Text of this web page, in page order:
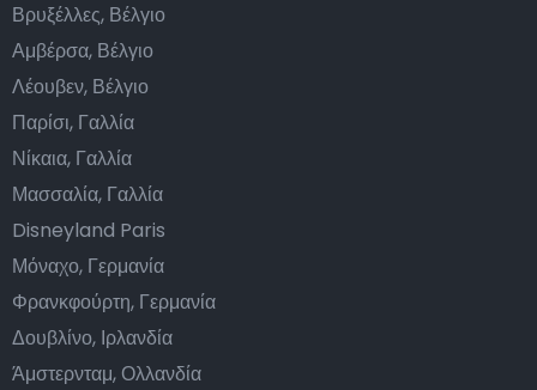
Βρυξέλλες, Βέλγιο
Αμβέρσα, Βέλγιο
Λέουβεν, Βέλγιο
Παρίσι, Γαλλία
Νίκαια, Γαλλία
Μασσαλία, Γαλλία
Disneyland Paris
Μόναχο, Γερμανία
Φρανκφούρτη, Γερμανία
Δουβλίνο, Ιρλανδία
Άμστερνταμ, Ολλανδία